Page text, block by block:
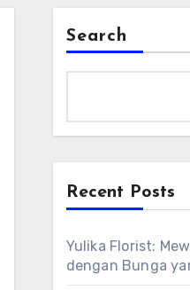
Search
Recent Posts
Yulika Florist:
dengan Bunga